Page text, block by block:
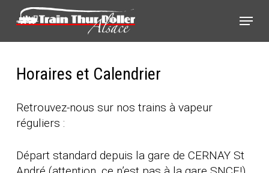
Menu
Horaires et Calendrier
Retrouvez-nous sur nos trains à vapeur
réguliers :
Départ standard depuis la gare de CERNAY St
Panneau de gestion des cookies